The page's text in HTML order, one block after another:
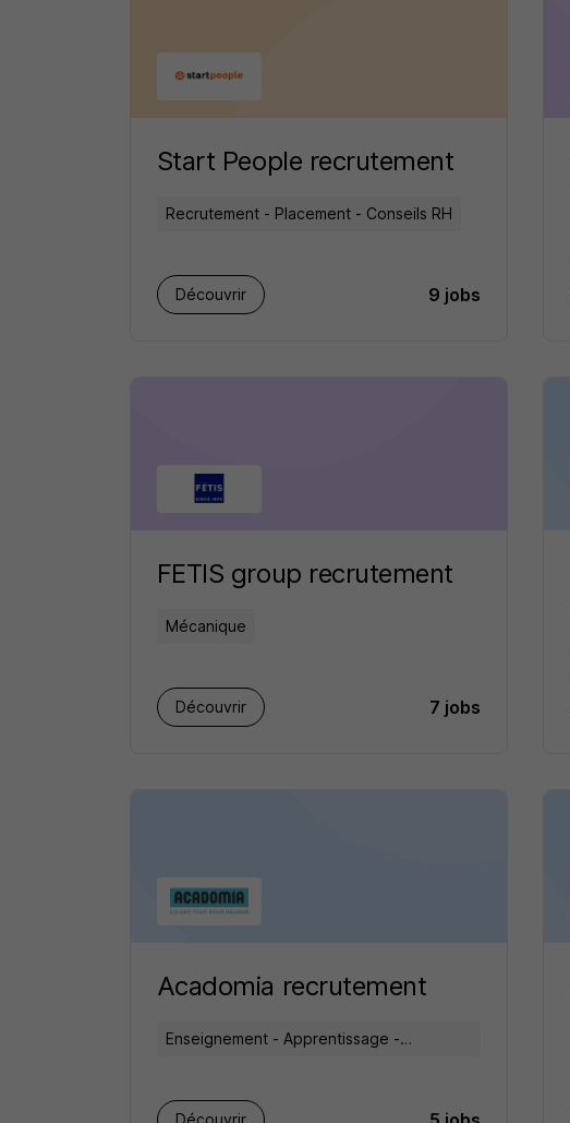
Start People recrutement
Recrutement - Placement - Conseils RH
Découvrir 9 jobs
FETIS group recrutement
Mécanique
Découvrir 7 jobs
Acadomia recrutement
Enseignement - Apprentissage -
Découvrir